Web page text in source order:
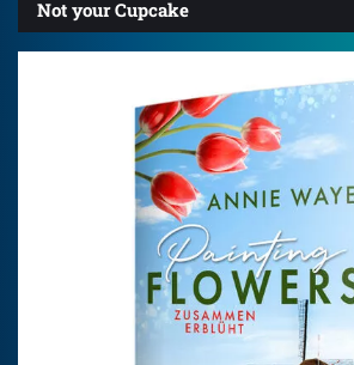
Not your Cupcake